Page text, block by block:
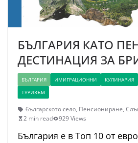
БЪЛГАРИЯ КАТО
ДЕСТИНАЦИЯ ЗА
БЪЛГАРИЯ ИМИГРАЦИОННИ КУЛИНАРИЯ
ТУРИЗЪМ
българското село, Пенсиониране,
2 min read
929 Views
България е в Топ 10 от